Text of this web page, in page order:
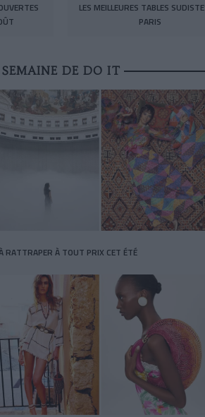
LES MEILLEURES TABLES
PARIS
DE DO IT
RATTRAPER À TOUT PRIX CET ÉTÉ